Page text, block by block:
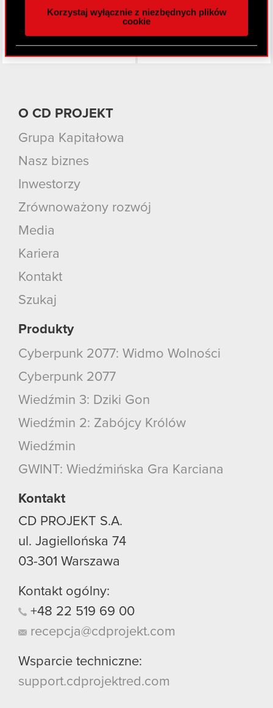
z naszej witryny, udostępniamy partnerom
Partnerzy mogą połączyć te informacje z innymi
danymi otrzymanymi od Ciebie lub uzyskanymi
Korzystaj wyłącznie z niezbędnych plików
cookie
O CD PROJEKT
Grupa Kapitałowa
Nasz biznes
Inwestorzy
Zrównoważony rozwój
Media
Kariera
Kontakt
Szukaj
Produkty
Cyberpunk 2077: Widmo Wolności
Cyberpunk 2077
Wiedźmin 3: Dziki Gon
Wiedźmin 2: Zabójcy Królów
Wiedźmin
GWINT: Wiedźmińska Gra Karciana
Kontakt
CD PROJEKT S.A.
ul. Jagiellońska 74
03-301 Warszawa
Kontakt ogólny:
+48 22 519 69 00
recepcja@cdprojekt.com
Wsparcie techniczne:
support.cdprojektred.com